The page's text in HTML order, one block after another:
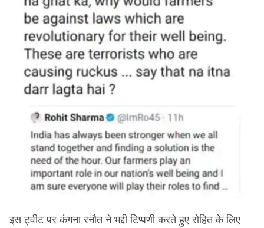
इस ट्वीट पर कंगना रनौत ने भद्दी टिप्पणी करते हुए रोहित के लिए